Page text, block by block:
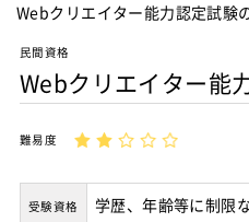
Webクリエイター能力認定試験
民間資格
Webクリエイター能
難易度
受験資格 学歴、年齢等に制限